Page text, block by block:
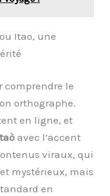
Itao, une
comprendre le
orthographe.
en ligne, et
avec l’accent
viraux, qui
mystérieux, mais
en